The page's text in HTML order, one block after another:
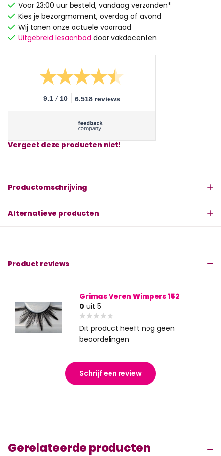
Voor 23:00 uur besteld, vandaag verzonden*
Kies je bezorgmoment, overdag of avond
Wij tonen onze actuele voorraad
Uitgebreid lesaanbod door vakdocenten
9.1 / 10 6.518 reviews
Vergeet deze producten niet!
Productomschrijving
Alternatieve producten
Product reviews
Grimas Veren Wimpers 152
0 uit 5
Dit product heeft nog geen
beoordelingen
Schrijf een review
Gerelateerde producten